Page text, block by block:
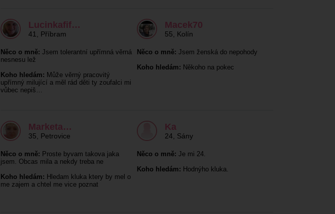
Lucinkafif…
41 Příbram
Něco o mně: Jsem tolerantní upřímná věrná
nesnesu lež
Koho hledám: Může věrný pracovitý
upřímný milující a měl rád děti ty zoufalci mi
vůbec nepiš…
Macek70
55 Kolín
Něco o mně: Jsem ženská do nepohody
Koho hledám: Někoho na pokec
Marketa…
35 Petrovice
Něco o mně: Proste byvam takova jaka
jsem. Obcas mila a nekdy treba ne
Koho hledám: Hledam kluka ktery by mel o
me zajem a chtel me vice poznat
Ka
24 Sány
Něco o mně: Je mi 24.
Koho hledám: Hodnýho kluka.